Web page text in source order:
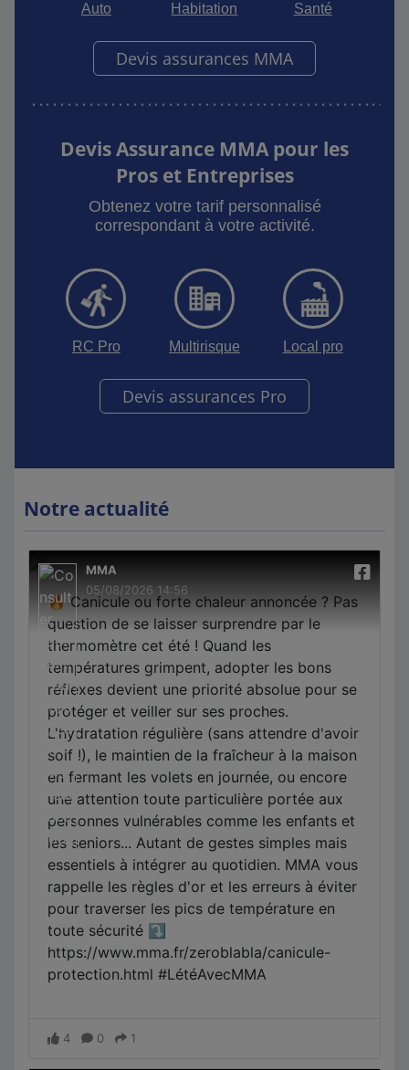
Auto Habitation Santé
Devis assurances MMA
Devis Assurance MMA pour les
Pros et Entreprises
Obtenez votre tarif personnalisé
correspondant à votre activité.
RC Pro Multirisque Local pro
Devis assurances Pro
Notre actualité